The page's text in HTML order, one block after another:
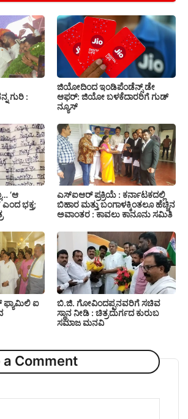
ಗುರಿ :
ಜಿಯೋದಿಂದ ಇಂಡಿಪೆಂಡೆನ್ಸ್ ಡೇ
ಆಫರ್: ಜಿಯೋ ಬಳಕೆದಾರರಿಗೆ ಗುಡ್
ನ್ಯೂಸ್
‘ಆ
ಭಕ್ತ;
ಎಸ್‍ಐಆರ್ ಪ್ರಕ್ರಿಯೆ : ಕರ್ನಾಟಕದಲ್ಲಿ
ಬಿಹಾರ ಮತ್ತು ಬಂಗಾಳಕ್ಕಿಂತಲೂ ಹೆಚ್ಚಿನ
ಅವಾಂತರ : ಕಾವಲು ಕಾನೂನು ಸಮಿತಿ
ಫ್ಯಾಮಿಲಿ ಐ
ಬಿ.ಜಿ. ಗೋವಿಂದಪ್ಪನವರಿಗೆ ಸಚಿವ
ಸ್ಥಾನ ನೀಡಿ : ಚಿತ್ರದುರ್ಗದ ಕುರುಬ
ಸಮಾಜ ಮನವಿ
a Comment